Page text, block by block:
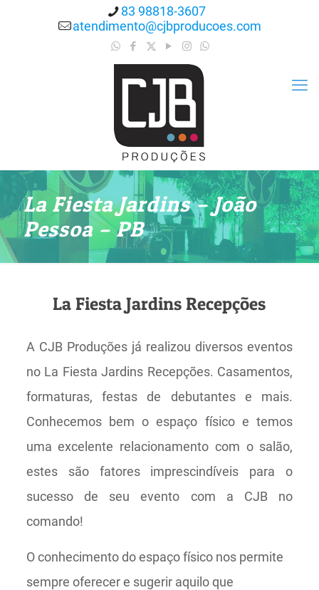
83 98818-3607
atendimento@cjbproducoes.com
La Fiesta Jardins – João
Pessoa – PB
La Fiesta Jardins Recepções
A CJB Produções já realizou diversos eventos
no La Fiesta Jardins Recepções. Casamentos,
formaturas, festas de debutantes e mais.
Conhecemos bem o espaço físico e temos
uma excelente relacionamento com o salão,
estes são fatores imprescindíveis para o
sucesso de seu evento com a CJB no
comando!
O conhecimento do espaço físico nos permite
sempre oferecer e sugerir aquilo que